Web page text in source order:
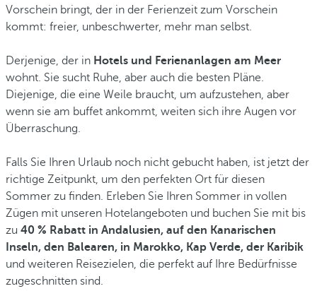
Vorschein bringt, der in der Ferienzeit zum Vorschein
kommt: freier, unbeschwerter, mehr man selbst.
Derjenige, der in Hotels und Ferienanlagen am Meer
wohnt. Sie sucht Ruhe, aber auch die besten Pläne.
Diejenige, die eine Weile braucht, um aufzustehen, aber
wenn sie am buffet ankommt, weiten sich ihre Augen vor
Überraschung.
Falls Sie Ihren Urlaub noch nicht gebucht haben, ist jetzt der
richtige Zeitpunkt, um den perfekten Ort für diesen
Sommer zu finden. Erleben Sie Ihren Sommer in vollen
Zügen mit unseren Hotelangeboten und buchen Sie mit bis
zu 40 % Rabatt in Andalusien, auf den Kanarischen
Inseln, den Balearen, in Marokko, Kap Verde, der Karibik
und weiteren Reisezielen, die perfekt auf Ihre Bedürfnisse
zugeschnitten sind.